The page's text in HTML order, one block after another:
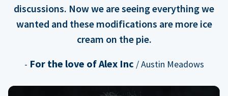
discussions. Now we are seeing everything we
wanted and these modifications are more ice
cream on the pie.
- For the love of Alex Inc / Austin Meadows